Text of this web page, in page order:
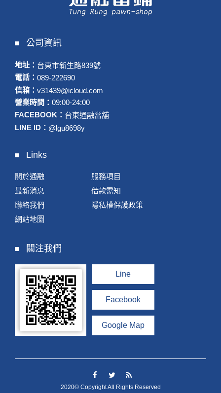
公司資訊
地址： 台東市新生路839號
電話：089-222690
信箱：v31439@icloud.com
營業時間：09:00-24:00
FACEBOOK： 台東通融當舖
LINE ID： @lgu8698y
Links
關於通融
服務項目
最新消息
借款需知
聯絡我們
隱私權保護政策
網站地圖
關注我們
Line
Facebook
Google Map
2020© Copyright All Rights Reserved